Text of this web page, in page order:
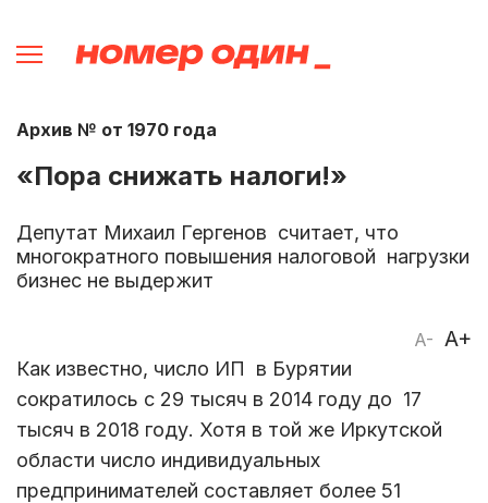
Архив № от 1970 года
«Пора снижать налоги!»
Депутат Михаил Гергенов считает, что
многократного повышения налоговой нагрузки
бизнес не выдержит
A- A+
Как известно, число ИП в Бурятии
сократилось с 29 тысяч в 2014 году до 17
тысяч в 2018 году. Хотя в той же Иркутской
области число индивидуальных
предпринимателей составляет более 51